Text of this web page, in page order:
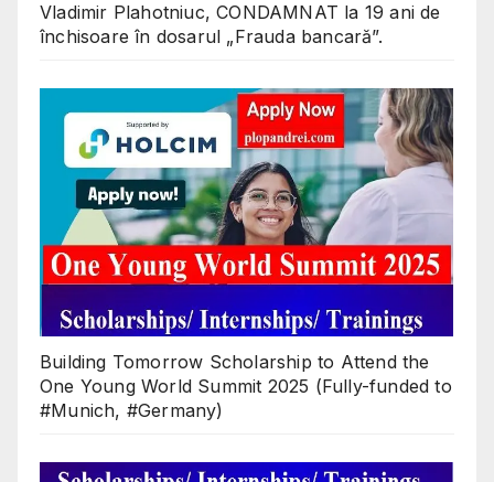
Vladimir Plahotniuc, CONDAMNAT la 19 ani de
închisoare în dosarul „Frauda bancară”.
Building Tomorrow Scholarship to Attend the
One Young World Summit 2025 (Fully-funded to
#Munich, #Germany)